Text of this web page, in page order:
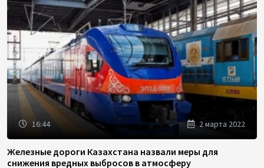
16:44 2 марта 2022
Железные дороги Казахстана назвали меры для
снижения вредных выбросов в атмосферу